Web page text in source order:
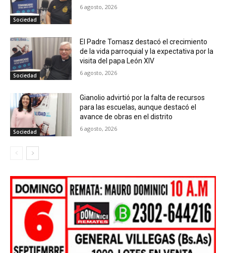
Sociedad
6 agosto, 2026
Sociedad
El Padre Tomasz destacó el crecimiento
de la vida parroquial y la expectativa por la
visita del papa León XIV
6 agosto, 2026
Sociedad
Gianolio advirtió por la falta de recursos
para las escuelas, aunque destacó el
avance de obras en el distrito
6 agosto, 2026